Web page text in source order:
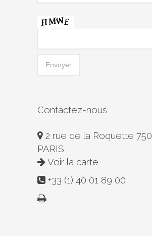
Contactez-nous
2 rue de la Roquette
PARIS
Voir la carte
+33 (1) 40 01 89 00